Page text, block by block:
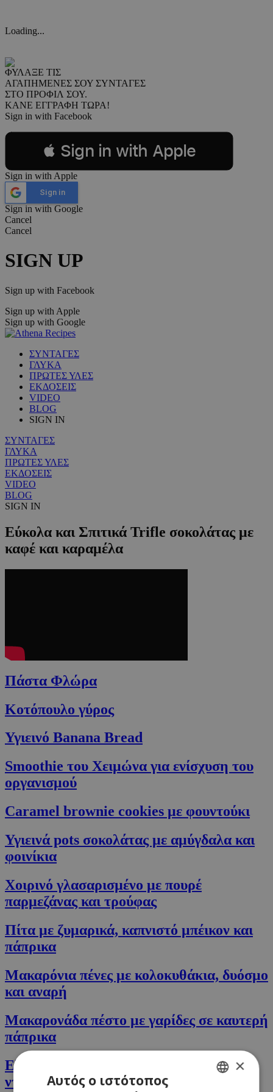
Loading...
ΦΥΛΑΞΕ ΤΙΣ
ΑΓΑΠΗΜΕΝΕΣ ΣΟΥ ΣΥΝΤΑΓΕΣ
ΣΤΟ ΠΡΟΦΙΛ ΣΟΥ.
ΚΑΝΕ ΕΓΓΡΑΦΗ ΤΩΡΑ!
Sign in with Facebook
 Sign in with Apple
Sign in with Apple
Sign in
Sign in with Google
Cancel
Cancel
SIGN UP
Sign up with Facebook
Sign up with Apple
Sign up with Google
ΣΥΝΤΑΓΕΣ
ΓΛΥΚΑ
ΠΡΩΤΕΣ ΥΛΕΣ
ΕΚΔΟΣΕΙΣ
VIDEO
BLOG
SIGN IN
ΣΥΝΤΑΓΕΣ
ΓΛΥΚΑ
ΠΡΩΤΕΣ ΥΛΕΣ
ΕΚΔΟΣΕΙΣ
VIDEO
BLOG
SIGN IN
Εύκολα και Σπιτικά Trifle σοκολάτας με
καφέ και καραμέλα
Πάστα Φλώρα
Κοτόπουλο γύρος
Υγιεινό Banana Bread
Smoothie του Xειμώνα για ενίσχυση του
οργανισμού
Caramel brownie cookies με φουντούκι
Υγιεινά pots σοκολάτας με αμύγδαλα και
φοινίκια
Χοιρινό γλασαρισµένο με πουρέ
παρμεζάνας και τρούφας
Πίτα με ζυμαρικά, καπνιστό μπέικον και
πάπρικα
Μακαρόνια πένες με κολοκυθάκια, δυόσμο
και αναρή
Μακαρονάδα πέστο με γαρίδες σε καυτερή
πάπρικα
Ελληνικό κριθαράκι με σαλάμι, ελιές,
ντομάτες και φέτα
×
Αυτός ο ιστότοπος